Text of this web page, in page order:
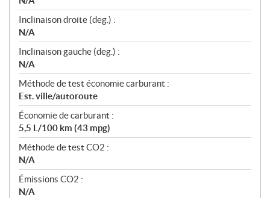
Inclinaison droite (deg.) :
N/A
Inclinaison gauche (deg.) :
N/A
Méthode de test économie carburant :
Est. ville/autoroute
Économie de carburant :
5,5 L/100 km (43 mpg)
Méthode de test CO2 :
N/A
Émissions CO2 :
N/A